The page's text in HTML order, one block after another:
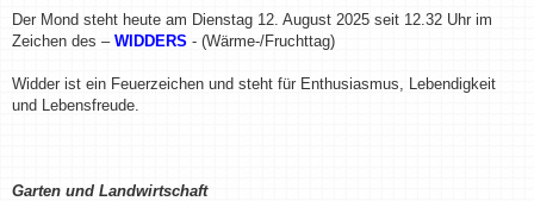
Der Mond steht heute am Dienstag 12. August 2025 seit 12.32 Uhr im
Zeichen des – WIDDERS - (Wärme-/Fruchttag)
Widder ist ein Feuerzeichen und steht für Enthusiasmus, Lebendigkeit
und Lebensfreude.
Garten und Landwirtschaft